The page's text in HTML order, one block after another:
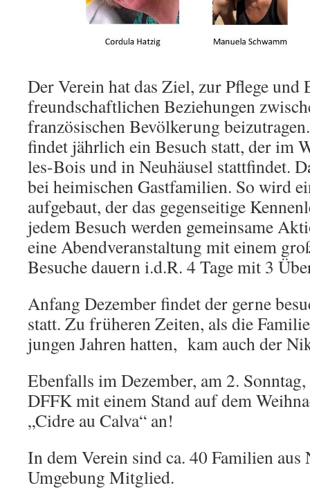
Der Verein hat das Ziel, zur Pflege und
freundschaftlichen Beziehungen
französischen Bevölkerung
findet jährlich ein Besuch statt, der im
les-Bois und in Neuhäusel stattfindet.
bei heimischen Gastfamilien. So wird
aufgebaut, der das gegenseitige
jedem Besuch werden gemeinsame
eine Abendveranstaltung mit einem
Besuche dauern i.d.R. 4 Tage mit 3
Anfang Dezember findet der gerne
statt. Zu früheren Zeiten, als die
jungen Jahren hatten, kam auch der
Ebenfalls im Dezember, am 2.
DFFK mit einem Stand auf dem
„Cidre au Calva“ an!
In dem Verein sind ca. 40 Familien aus
Umgebung Mitglied.